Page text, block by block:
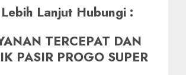
Lanjut Hubungi :
TERCEPAT DAN
PASIR PROGO SUPER